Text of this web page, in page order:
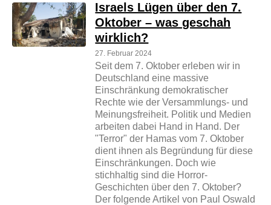
Israels Lügen über den 7.
Oktober – was geschah
wirklich?
27. Februar 2024
Seit dem 7. Oktober erleben wir in
Deutschland eine massive
Einschränkung demokratischer
Rechte wie der Versammlungs- und
Meinungsfreiheit. Politik und Medien
arbeiten dabei Hand in Hand. Der
"Terror" der Hamas vom 7. Oktober
dient ihnen als Begründung für diese
Einschränkungen. Doch wie
stichhaltig sind die Horror-
Geschichten über den 7. Oktober?
Der folgende Artikel von Paul Oswald